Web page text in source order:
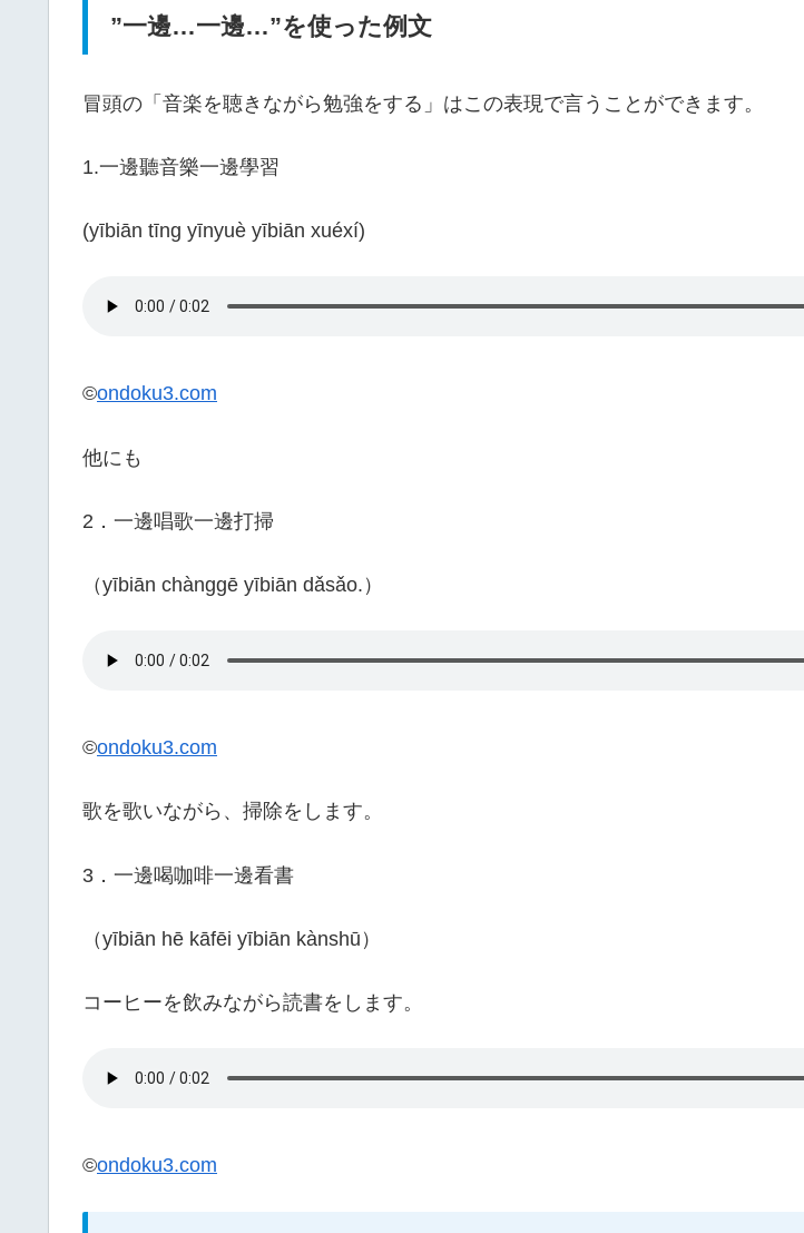
”一邊…一邊…”を使った例文
冒頭の「音楽を聴きながら勉強をする」はこの表現で言うことができます。
1.一邊聽音樂一邊學習
(yībiān tīng yīnyuè yībiān xuéxí)
©ondoku3.com
他にも
2．一邊唱歌一邊打掃
（yībiān chànggē yībiān dǎsǎo.）
©ondoku3.com
歌を歌いながら、掃除をします。
3．一邊喝咖啡一邊看書
（yībiān hē kāfēi yībiān kànshū）
コーヒーを飲みながら読書をします。
©ondoku3.com